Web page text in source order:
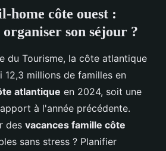
home côte ouest :
son séjour ?
du Tourisme, la côte atlantique
12,3 millions de familles en
atlantique en 2024, soit une
à l'année précédente.
des vacances famille côte
sans stress ? Planifier